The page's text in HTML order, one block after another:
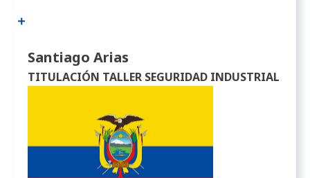
Santiago Arias
TITULACIÓN TALLER SEGURIDAD INDUSTRIAL